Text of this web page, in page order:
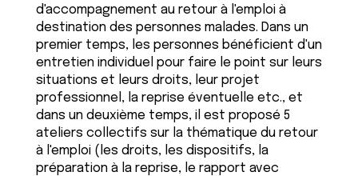
d'accompagnement au retour à l'emploi à
destination des personnes malades. Dans un
premier temps, les personnes bénéficient d'un
entretien individuel pour faire le point sur leurs
situations et leurs droits, leur projet
professionnel, la reprise éventuelle etc., et
dans un deuxième temps, il est proposé 5
ateliers collectifs sur la thématique du retour
à l'emploi (les droits, les dispositifs, la
préparation à la reprise, le rapport avec